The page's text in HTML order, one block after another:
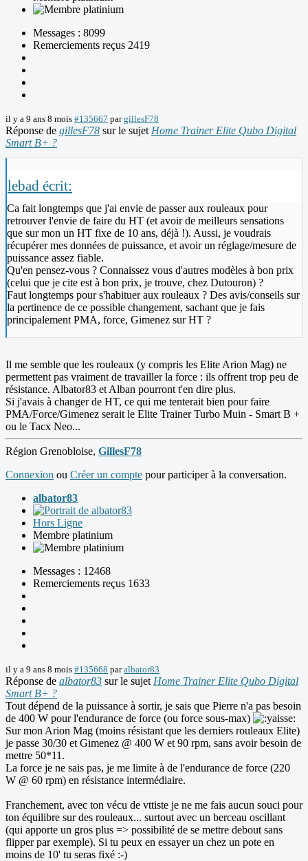
Messages : 8099
Remerciements reçus 2419
il y a 9 ans 8 mois #135667 pargillesF78
Réponse de gillesF78 sur le sujet Home Trainer Elite Qubo Digital
Smart B+ ?
lebad écrit:
Ca fait longtemps que j'ai envie de passer aux rouleaux pour
retrouver l'envie de faire du HT (et avoir de meilleurs sensations
que sur mon un HT fixe de 10 ans, déjà !). Aussi, je voudrais
récupérer mes données de puissance, et avoir un réglage/mesure de
puissance assez fiable.
Qu'en pensez-vous ? Connaissez vous d'autres modèles à bon prix
(celui que je cite est à bon prix, je trouve, chez Dutouron) ?
Faut longtemps pour s'habituer aux rouleaux ? Des avis/conseils sur
la pertinence de ce possible changement, sachant que je fais
principalement PMA, force, Gimenez sur HT ?
Il me semble que les rouleaux (y compris les Elite Arion Mag) ne
permettent pas vraiment de travailler la force : ils offrent trop peu de
résistance. Albator83 et Alban pourront t'en dire plus.
Si j'avais à changer de HT, ce qui me tenterait bien pour faire
PMA/Force/Gimenez serait le Elite Trainer Turbo Muin - Smart B +
ou le Tacx Neo...
Région Grenobloise, GillesF78
Connexion ou Créer un compte pour participer à la conversation.
albator83
Hors Ligne
Membre platinium
Messages : 12468
Remerciements reçus 1633
il y a 9 ans 8 mois #135668 paralbator83
Réponse de albator83 sur le sujet Home Trainer Elite Qubo Digital
Smart B+ ?
Tout dépend de la puissance à sortir, je sais que Pierre n'a pas besoin
de 400 W pour l'endurance de force (ou force sous-max)
Sur mon Arion Mag (moins résistant que les derniers rouleaux Elite)
je passe 30/30 et Gimenez @ 400 W et 90 rpm, sans avoir besoin de
mettre 50*11.
La force je ne sais pas, je me limite à de l'endurance de force (220
W @ 60 rpm) en résistance intermédiaire.
Franchement, avec ton vécu de vttiste je ne me fais aucun souci pour
ton équilibre sur des rouleaux... surtout avec un berceau oscillant
(qui apporte un gros plus => possibilité de se mettre debout sans
flipper par exemple). Si tu peux en essayer un chez un pote en
moins de 10' tu seras fixé :-)